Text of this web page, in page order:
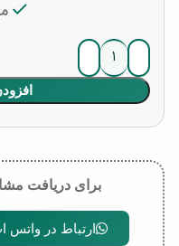
برای دریافت
ارتباط در واتس